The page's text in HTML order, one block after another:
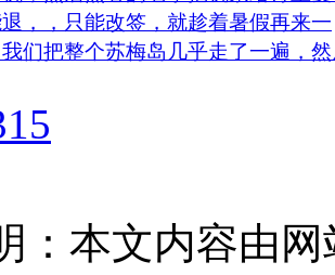
，，只能改签，就趁着暑假再来一
们把整个苏梅岛几乎走了一遍，然
：本文内容由